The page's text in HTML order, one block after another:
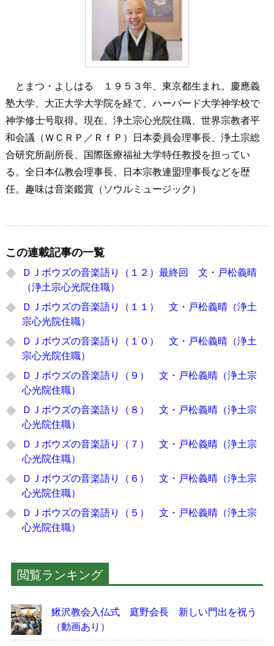
とまつ・よしはる １９５３年、東京都生まれ。慶應義
塾大学、大正大学大学院を経て、ハーバード大学神学校で
神学修士号取得。現在、浄土宗心光院住職、世界宗教者平
和会議（ＷＣＲＰ／ＲｆＰ）日本委員会理事長、浄土宗総
合研究所副所長、国際医療福祉大学特任教授を担ってい
る。全日本仏教会理事長、日本宗教連盟理事長などを歴
任。趣味は音楽鑑賞（ソウルミュージック）
この連載記事の一覧
ＤＪボウズの音楽語り（１２）最終回 文・戸松義晴
（浄土宗心光院住職）
ＤＪボウズの音楽語り（１１） 文・戸松義晴（浄土
宗心光院住職）
ＤＪボウズの音楽語り（１０） 文・戸松義晴（浄土
宗心光院住職）
ＤＪボウズの音楽語り（９） 文・戸松義晴（浄土宗
心光院住職）
ＤＪボウズの音楽語り（８） 文・戸松義晴（浄土宗
心光院住職）
ＤＪボウズの音楽語り（７） 文・戸松義晴（浄土宗
心光院住職）
ＤＪボウズの音楽語り（６） 文・戸松義晴（浄土宗
心光院住職）
ＤＪボウズの音楽語り（５） 文・戸松義晴（浄土宗
心光院住職）
閲覧ランキング
鰍沢教会入仏式 庭野会長 新しい門出を祝う
（動画あり）